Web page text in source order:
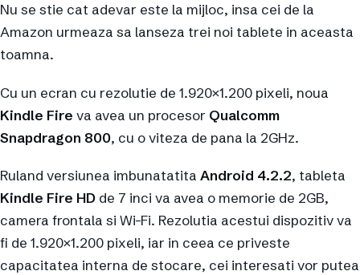
Nu se stie cat adevar este la mijloc, insa cei de la
Amazon urmeaza sa lanseza trei noi tablete in aceasta
toamna.
Cu un ecran cu rezolutie de 1.920×1.200 pixeli, noua
Kindle Fire va avea un procesor Qualcomm
Snapdragon 800, cu o viteza de pana la 2GHz.
Ruland versiunea imbunatatita Android 4.2.2, tableta
Kindle Fire HD de 7 inci va avea o memorie de 2GB,
camera frontala si Wi-Fi. Rezolutia acestui dispozitiv va
fi de 1.920×1.200 pixeli, iar in ceea ce priveste
capacitatea interna de stocare, cei interesati vor putea